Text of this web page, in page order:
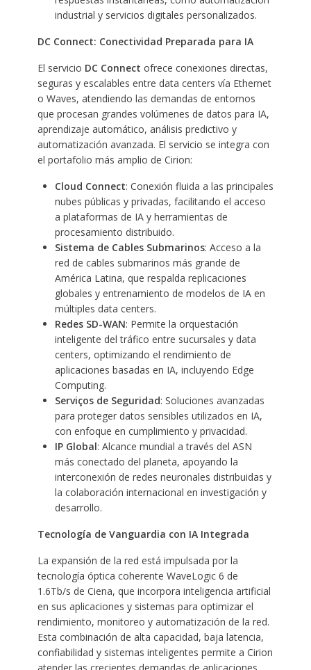
industrial y servicios digitales personalizados.
DC Connect: Conectividad Preparada para IA
El servicio DC Connect ofrece conexiones directas,
seguras y escalables entre data centers vía Ethernet
o Waves, atendiendo las demandas de entornos
que procesan grandes volúmenes de datos para IA,
aprendizaje automático, análisis predictivo y
automatización avanzada. El servicio se integra con
el portafolio más amplio de Cirion:
Cloud Connect: Conexión fluida a las principales
nubes públicas y privadas, facilitando el acceso
a plataformas de IA y herramientas de
procesamiento distribuido.
Sistema de Cables Submarinos: Acceso a la
red de cables submarinos más grande de
América Latina, que respalda replicaciones
globales y entrenamiento de modelos de IA en
múltiples data centers.
Redes SD-WAN: Permite la orquestación
inteligente del tráfico entre sucursales y data
centers, optimizando el rendimiento de
aplicaciones basadas en IA, incluyendo Edge
Computing.
Serviços de Seguridad: Soluciones avanzadas
para proteger datos sensibles utilizados en IA,
con enfoque en cumplimiento y privacidad.
IP Global: Alcance mundial a través del ASN
más conectado del planeta, apoyando la
interconexión de redes neuronales distribuidas y
la colaboración internacional en investigación y
desarrollo.
Tecnología de Vanguardia con IA Integrada
La expansión de la red está impulsada por la
tecnología óptica coherente WaveLogic 6 de
1.6Tb/s de Ciena, que incorpora inteligencia artificial
en sus aplicaciones y sistemas para optimizar el
rendimiento, monitoreo y automatización de la red.
Esta combinación de alta capacidad, baja latencia,
confiabilidad y sistemas inteligentes permite a Cirion